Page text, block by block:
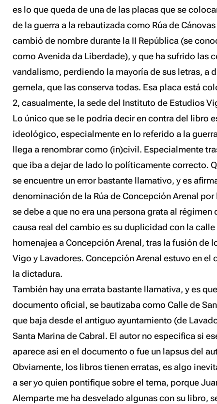
es lo que queda de una de las placas que se
de la guerra a la rebautizada como Rúa de
cambió de nombre durante la II República (se
como Avenida da Liberdade), y que ha sufrido las
vandalismo, perdiendo la mayoría de sus letras, a
gemela, que las conserva todas. Esa placa está
2,casualmente, la sede del Instituto de Estudios
Lo único que se le podría decir en contra del libro
ideológico, especialmente en lo referido a la
llega a renombrarcomo (in)civil. Especialmente
que iba a dejar de lado lo políticamente correcto.
se encuentre un error bastante llamativo, y es
denominación de la Rúa de Concepción Arenal por
se debe a que no era una persona grata al régimen
causa real del cambio es su duplicidad con la
homenajea a Concepción Arenal, tras la fusión de
Vigo y Lavadores. Concepción Arenal estuvo en el
la dictadura.
También hay una errata bastante llamativa, y es
documento oficial, se bautizaba como Calle de
que baja desde el antiguo ayuntamiento (de
Santa Marina de Cabral. El autor no especifica si
aparece así en el documento o fue un lapsus del
Obviamente, los libros tienen erratas, es algo
a ser yo quien pontifique sobre el tema, porque
Alemparte me ha desvelado algunas con su libro,